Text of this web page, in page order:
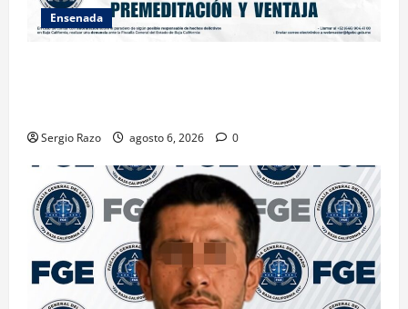
Ensenada
Sergio Razo agosto 6, 2026 0